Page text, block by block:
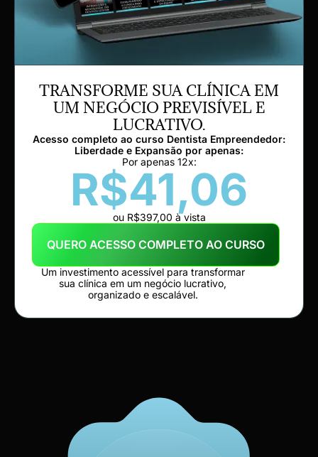
TRANSFORME SUA CLÍNICA EM
UM NEGÓCIO PREVISÍVEL E
LUCRATIVO.
Acesso completo ao curso Dentista Empreendedor:
Liberdade e Expansão por apenas:
Por apenas 12x:
R$41,06
ou R$397,00 à vista
QUERO ACESSO COMPLETO AO CURSO
Um investimento acessível para transformar
sua clínica em um negócio lucrativo,
organizado e escalável.